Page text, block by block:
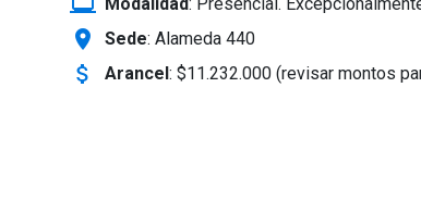
location_on Sede: Alameda 440
attach_money Arancel: $11.232.000 (revisar montos